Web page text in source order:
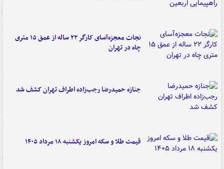
نجات معجزه‌آسای کارگر ۲۲ ساله از عمق ۱۵ متری
چاه در تهران
جنازه حمیدرضا رجب‌زاده اطراف تهران کشف شد
قیمت طلا و سکه امروز یکشنبه ۱۸ مرداد ۱۴۰۵